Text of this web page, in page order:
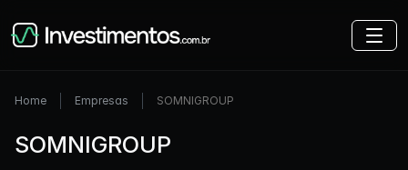
Home Empresas SOMNIGROUP
SOMNIGROUP